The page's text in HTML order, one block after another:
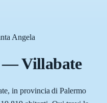
Angela
Villabate
in provincia di Palermo